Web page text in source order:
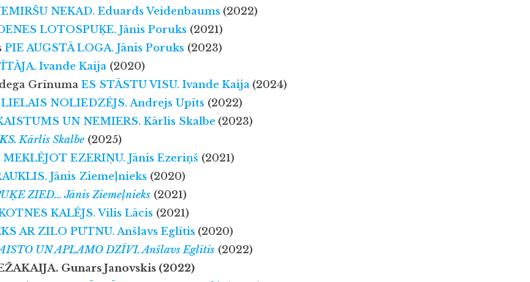
NEKAD. Eduards Veidenbaums (2022)
LOTOSPUĶE. Jānis Poruks (2021)
PIE AUGSTĀ LOGA. Jānis Poruks (2023)
Ivande Kaija (2020)
Grīnuma ES STĀSTU VISU. Ivande Kaija (2024)
LIELAIS NOLIEDZĒJS.Andrejs Upīts (2022)
UN NEMIERS. Kārlis Skalbe (2023)
Kārlis Skalbe (2025)
MEKLĒJOT EZERIŅU. Jānis Ezeriņš (2021)
Jānis Ziemeļnieks (2020)
ZIED…Jānis Ziemeļnieks (2021)
KALĒJS.Vilis Lācis (2021)
AR ZILO PUTNU.Anšlavs Eglītis (2020)
UN APLAMO DZĪVI.Anšlavs Eglītis (2022)
Gunars Janovskis (2022)